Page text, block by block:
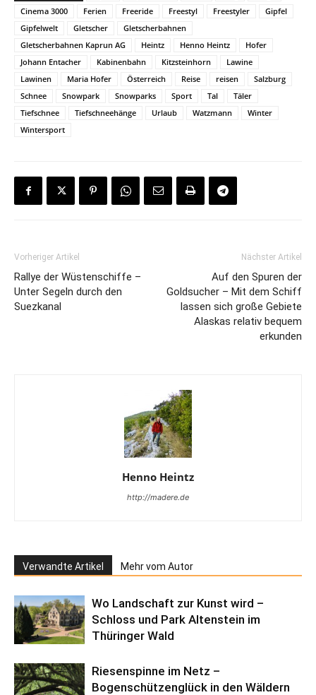
Cinema 3000
Ferien Freeride Freestyl Freestyler
Gipfel
Gipfelwelt
Gletscher
Gletscherbahnen
Gletscherbahnen Kaprun AG
Heintz Henno Heintz
Hofer
Johann Entacher
Kabinenbahn Kitzsteinhorn
Lawine
Lawinen
Maria Hofer Österreich Reise reisen
Salzburg
Schnee
Snowpark Snowparks Sport Tal
Täler
Tiefschnee
Tiefschneehänge Urlaub Watzmann
Winter
Wintersport
Vorheriger Artikel
Rallye der Wüstenschiffe –
Unter Segeln durch den
Suezkanal
Nächster Artikel
Auf den Spuren der
Goldsucher – Mit dem Schiff
lassen sich große Gebiete
Alaskas relativ bequem
erkunden
Henno Heintz
http://madere.de
Verwandte Artikel Mehr vom Autor
Wo Landschaft zur Kunst wird –
Schloss und Park Altenstein im
Thüringer Wald
Riesenspinne im Netz –
Bogenschützenglück in den Wäldern